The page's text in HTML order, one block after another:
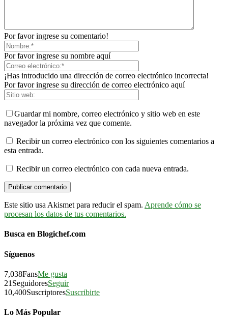
Por favor ingrese su comentario!
Por favor ingrese su nombre aquí
¡Has introducido una dirección de correo electrónico incorrecta!
Por favor ingrese su dirección de correo electrónico aquí
Guardar mi nombre, correo electrónico y sitio web en este
navegador la próxima vez que comente.
Recibir un correo electrónico con los siguientes comentarios a
esta entrada.
Recibir un correo electrónico con cada nueva entrada.
Este sitio usa Akismet para reducir el spam. Aprende cómo se
procesan los datos de tus comentarios.
Busca en Blogichef.com
Síguenos
7,038FansMe gusta
21 SeguidoresSeguir
10,400SuscriptoresSuscribirte
Lo Más Popular